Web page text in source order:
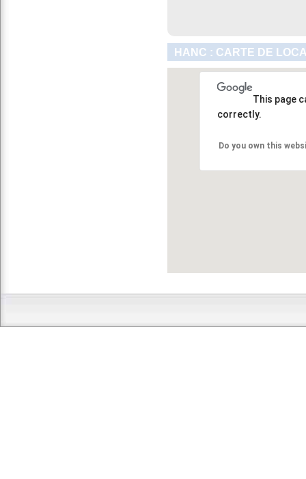
HANC : CARTE DE
This page
correctly.
Do you own this